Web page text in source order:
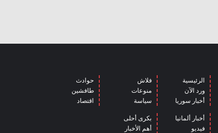
الرئيسية
ورد الآن
أخبار سوريا
فلاش
منوعات
سياسة
حوادث
طافشين
اقتصاد
أخبار ألمانيا
فيديو
بكرى أحلى
أهم الأخبار